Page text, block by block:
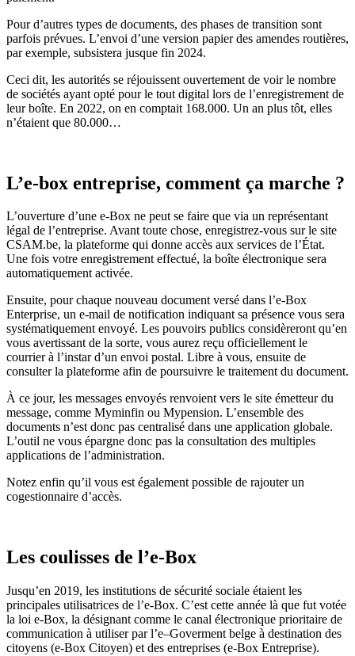
Pour d’autres types de documents, des phases de transition sont
parfois prévues. L’envoi d’une version papier des amendes routières,
par exemple, subsistera jusque fin 2024.
Ceci dit, les autorités se réjouissent ouvertement de voir le nombre
de sociétés ayant opté pour le tout digital lors de l’enregistrement de
leur boîte. En 2022, on en comptait 168.000. Un an plus tôt, elles
n’étaient que 80.000…
L’e-box entreprise, comment ça marche ?
L’ouverture d’une e-Box ne peut se faire que via un représentant
légal de l’entreprise. Avant toute chose, enregistrez-vous sur le site
CSAM.be, la plateforme qui donne accès aux services de l’État.
Une fois votre enregistrementeffectué, la boîte électronique sera
automatiquement activée.
Ensuite, pour chaque nouveau documentversé dans l’e-Box
Enterprise, un e-mail de notification indiquant sa présence vous sera
systématiquementenvoyé. Les pouvoirs publics considèreront qu’en
vous avertissant de la sorte, vous aurez reçu officiellement le
courrier à l’instar d’un envoi postal. Libre à vous, ensuite de
consulterla plateforme afin de poursuivre le traitement du document.
À ce jour, les messages envoyés renvoient vers le site émetteur du
message, comme Myminfin ou Mypension. L’ensemble des
documents n’estdonc pas centralisé dans une application globale.
L’outil ne vous épargne donc pas la consultation des multiples
applications de l’administration.
Notez enfin qu’il vous est également possible de rajouter un
cogestionnaire d’accès.
Les coulisses de l’e-Box
Jusqu’en 2019, les institutions de sécurité sociale étaient les
principales utilisatrices de l’e-Box. C’est cette année là que fut votée
la loi e-Box, la désignant comme le canal électronique prioritaire de
communication à utiliser par l’e–Goverment belge à destination des
citoyens (e-Box Citoyen) et des entreprises (e-Box Entreprise).